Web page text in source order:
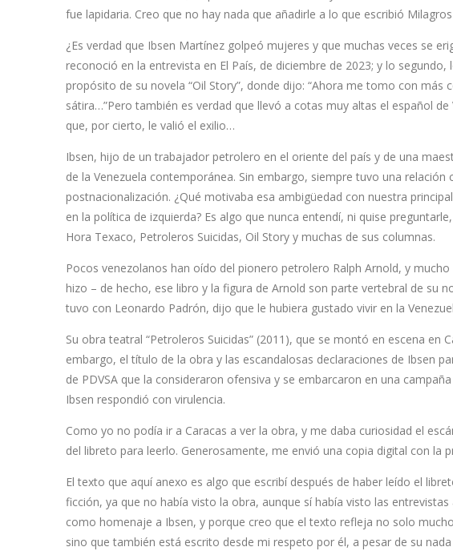
fue lapidaria. Creo que no hay nada que añadirle a lo que escribió
¿Es verdad que Ibsen Martínez golpeó mujeres y que muchas veces se
reconoció en la entrevista en El País, de diciembre de 2023; y lo
propósito de su novela “Oil Story”, donde dijo: “Ahora me tomo con
sátira…”Pero también es verdad que llevó a cotas muy altas el español
que, por cierto, le valió el exilio…
Ibsen, hijo de un trabajador petrolero en el oriente del país y de una
de la Venezuela contemporánea. Sin embargo, siempre tuvo una
postnacionalización. ¿Qué motivaba esa ambigüedad con nuestra
en la política de izquierda? Es algo que nunca entendí, ni quise
Hora Texaco, Petroleros Suicidas, Oil Story y muchas de sus columnas.
Pocos venezolanos han oído del pionero petrolero Ralph Arnold, y
hizo – de hecho, ese libro y la figura de Arnold son parte vertebral de su
tuvo con Leonardo Padrón, dijo que le hubiera gustado vivir en la
Su obra teatral “Petroleros Suicidas” (2011), que se montó en escena en
embargo, el título de la obra y las escandalosas declaraciones de Ibsen
de PDVSA que la consideraron ofensiva y se embarcaron en una
Ibsen respondió con virulencia.
Como yo no podía ir a Caracas a ver la obra, y me daba curiosidad el
del libreto para leerlo. Generosamente, me envió una copia digital con la
El texto que aquí anexo es algo que escribí después de haber leído el
ficción, ya que no había visto la obra, aunque sí había visto las
como homenaje a Ibsen, y porque creo que el texto refleja no solo
sino que también está escrito desde mi respeto por él, a pesar de su